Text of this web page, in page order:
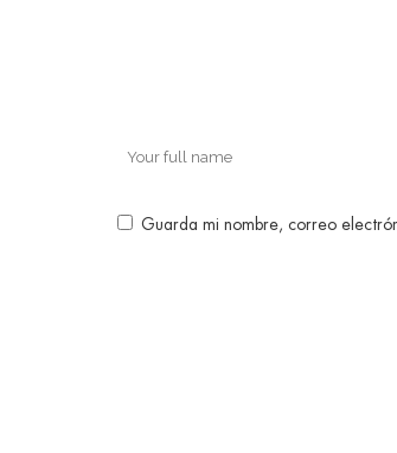
Guarda mi nombre, correo